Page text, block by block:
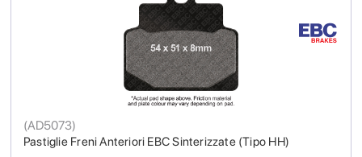
Pastiglie Freni Anteriori EBC Sinterizzate (Tipo HH)
(AD5073)